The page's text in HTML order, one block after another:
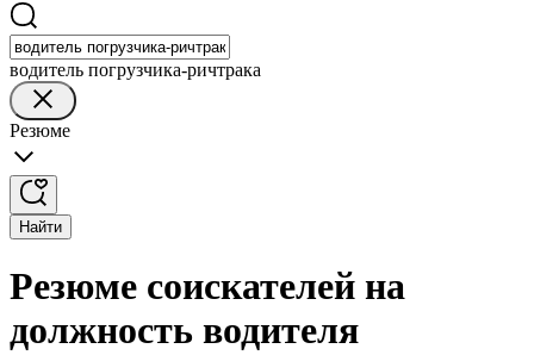
водитель погрузчика-ричтрака
Резюме
Найти
Резюме соискателей на
должность водителя